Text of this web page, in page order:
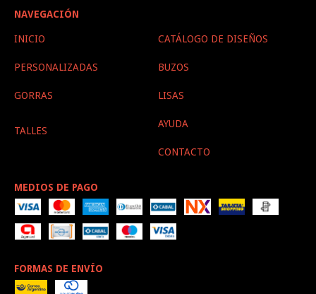
NAVEGACIÓN
INICIO CATÁLOGO DE DISEÑOS
PERSONALIZADAS BUZOS
GORRAS LISAS
TALLES
AYUDA
CONTACTO
MEDIOS DE PAGO
FORMAS DE ENVÍO